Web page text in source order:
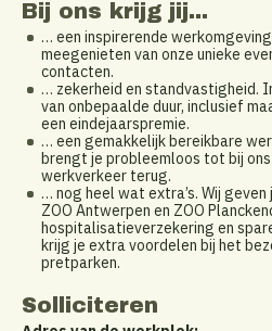
Bij ons krijg jij...
… een inspirerende
meegenieten van onze unieke
contacten.
… zekerheid en standvastigheid.
van onbepaalde duur, inclusief
een eindejaarspremie.
… een gemakkelijk bereikbare
brengt je probleemloos tot bij
werkverkeer terug.
… nog heel wat extra’s. Wij
ZOO Antwerpen en ZOO
hospitalisatieverzekering en
krijg je extra voordelen bij het
pretparken.
Solliciteren